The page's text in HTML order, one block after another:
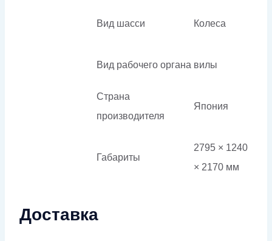
Вид шасси Колеса
Вид рабочего органа вилы
Страна
производителя
Япония
Габариты
2795 × 1240
× 2170 мм
Доставка